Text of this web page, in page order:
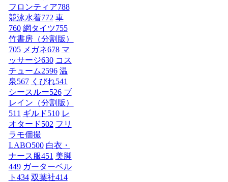
フロンティア788
競泳水着772 車
760 網タイツ755
竹書房（分割版）
705 メガネ678 マ
ッサージ630 コス
チューム2596 温
泉567 くびれ541
シースルー526 ブ
レイン（分割版）
511 ギルド510 レ
オタード502 フリ
ラモ個撮
LABO500 白衣・
ナース服451 美脚
449 ガーターベル
ト 434 双葉社414